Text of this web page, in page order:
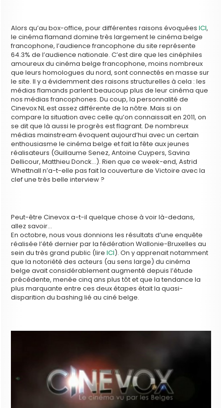
Alors qu’au box-office, pour différentes raisons évoquéesICI,
le cinéma flamand domine très largement le cinéma belge
francophone, l’audience francophone du site représente
64.3% de l’audience nationale. C’est dire que les cinéphiles
amoureux du cinéma belge francophone, moins nombreux
que leurs homologues du nord, sont connectés en masse sur
le site. Il y a évidemment des raisons structurelles à cela : les
médias flamands parlent beaucoup plus de leur cinéma que
nos médias francophones. Du coup, la personnalité de
Cinevox NL est assez différente de la nôtre. Mais si on
compare la situation avec celle qu’on connaissait en 2011, on
se dit que là aussi le progrès est flagrant. De nombreux
médias mainstream évoquent aujourd’hui avec un certain
enthousiasme le cinéma belge et fait la fête aux jeunes
réalisateurs (Guillaume Senez, Antoine Cuypers, Savina
Dellicour, Matthieu Donck…). Rien que ce week-end, Astrid
Whettnall n’a-t-elle pas fait la couverture de Victoire avec la
clef une très belle interview ?
Peut-être Cinevox a-t-il quelque chose à voir là-dedans,
allez savoir…
En octobre, nous vous donnions les résultats d’une enquête
réalisée l’été dernier par la fédération Wallonie-Bruxelles au
sein du très grand public (lireICI). On y apprenait notamment
que la notoriété des acteurs (au sens large) du cinéma
belge avait considérablement augmenté depuis l’étude
précédente, menée cinq ans plus tôt et que la tendance la
plus marquante entre ces deux étapes était la quasi-
disparition du bashing lié au ciné belge.